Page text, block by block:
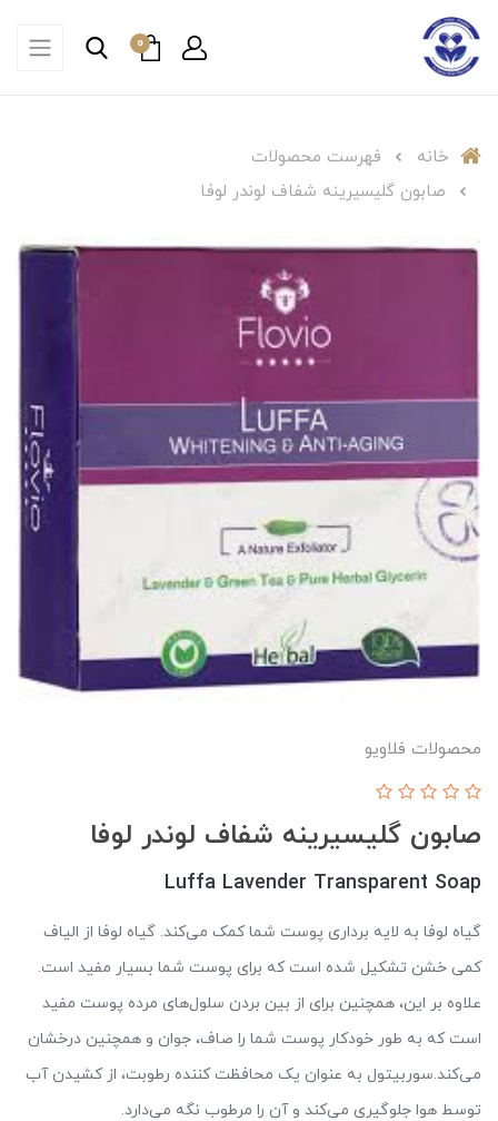
0
خانه
فهرست محصولات
صابون گلیسیرینه شفاف لوندر لوفا
محصولات فلاویو
صابون گلیسیرینه شفاف لوندر لوفا
Luffa Lavender Transparent Soap
گیاه لوفا به لایه برداری پوست شما کمک می‌کند. گیاه لوفا از الیاف
کمی خشن تشکیل شده است که برای پوست شما بسیار مفید است.
علاوه بر این، همچنین برای از بین بردن سلول‌های مرده پوست مفید
است که به طور خودکار پوست شما را صاف، جوان و همچنین درخشان
می‌کند.سوربیتول به عنوان یک محافظت کننده رطوبت، از کشیدن آب
توسط هوا جلوگیری می‌کند و آن را مرطوب نگه می‌دارد.